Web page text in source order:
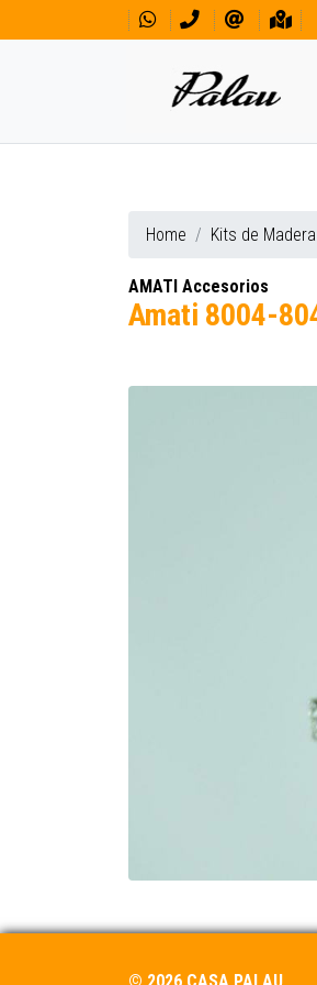
Home Kits de Madera
AMATI Accesorios
Amati 8004-